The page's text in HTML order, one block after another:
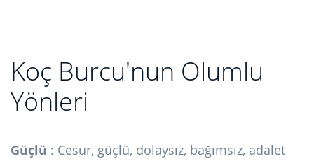
Koç Burcu'nun Olumlu
Yönleri
Güçlü : Cesur, güçlü, dolaysız, bağımsız, adalet